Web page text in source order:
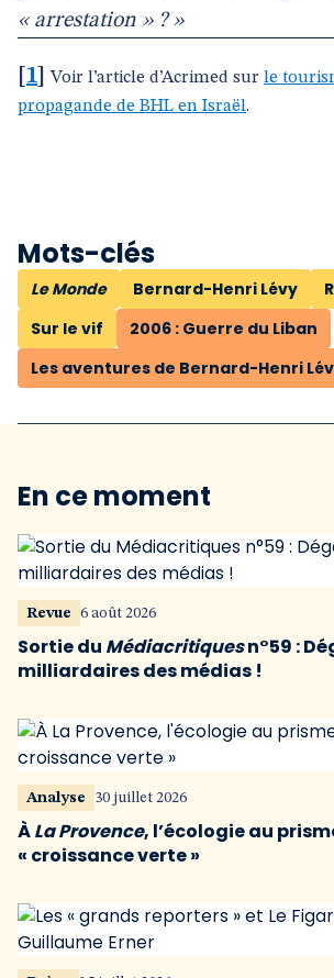
« arrestation » ? »
1 ]Voir l’article d’Acrimed sur le
propagande de BHL en Israël.
Mots-clés
Le Monde Bernard-Henri Lévy
Sur le vif
2006 : Guerre du Liban
Les aventures de Bernard-Henri
En ce moment
Revue 6 août 2026
Sortie du Médiacritiquesn°59 :
milliardaires des médias !
Analyse 30 juillet 2026
ÀLa Provence, l’écologie au
« croissance verte »